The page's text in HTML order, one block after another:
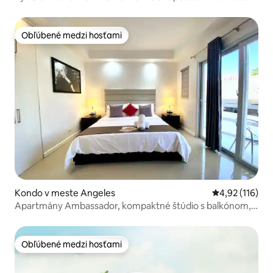
Obľúbené medzi hosťami
Obľúbené medzi hosťami
Kondo v meste Angeles Priemerné
4,92 (116)
Apartmány Ambassador, kompaktné štúdio s balkónom,
Obľúbené medzi hosťami
Obľúbené medzi hosťami